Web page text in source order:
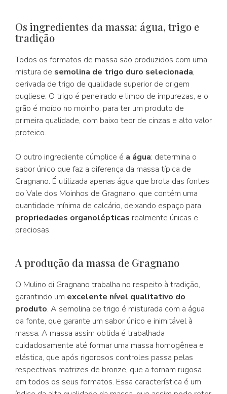
Os ingredientes da massa: água, trigo e
tradição
Todos os formatos de massa são produzidos com uma
mistura de semolina de trigo duro selecionada,
derivada de trigo de qualidade superior de origem
pugliese. O trigo é peneirado e limpo de impurezas, e o
grão é moído no moinho, para ter um produto de
primeira qualidade, com baixo teor de cinzas e alto valor
proteico.
O outro ingrediente cúmplice é a água: determina o
sabor único que faz a diferença da massa típica de
Gragnano. É utilizada apenas água que brota das fontes
do Vale dos Moinhos de Gragnano, que contém uma
quantidade mínima de calcário, deixando espaço para
propriedades organolépticas realmente únicas e
preciosas.
A produção da massa de Gragnano
O Mulino di Gragnano trabalha no respeito à tradição,
garantindo um excelente nível qualitativo do
produto. A semolina de trigo é misturada com a água
da fonte, que garante um sabor único e inimitável à
massa. A massa assim obtida é trabalhada
cuidadosamente até formar uma massa homogênea e
elástica, que após rigorosos controles passa pelas
respectivas matrizes de bronze, que a tornam rugosa
em todos os seus formatos. Essa característica é um